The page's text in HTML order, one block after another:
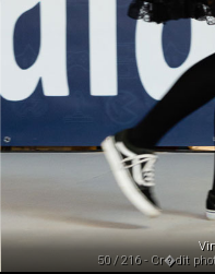
50 / 216 - Cr�dit